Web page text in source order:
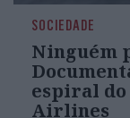
SOCIEDADE
Ninguém
espiral do
Airlines